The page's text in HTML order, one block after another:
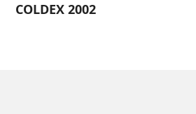
COLDEX 2002